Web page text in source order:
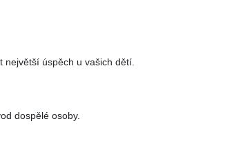
úspěch u vašich dětí.
dospělé osoby.